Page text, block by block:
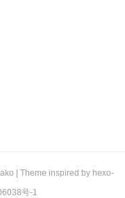
| Theme inspired by hexo-
号-1